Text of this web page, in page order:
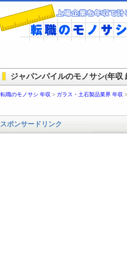
ジャパンパイルのモノサシ(年収
転職のモノサシ 年収 > ガラス・土石製品業界 年収 >
スポンサードリンク